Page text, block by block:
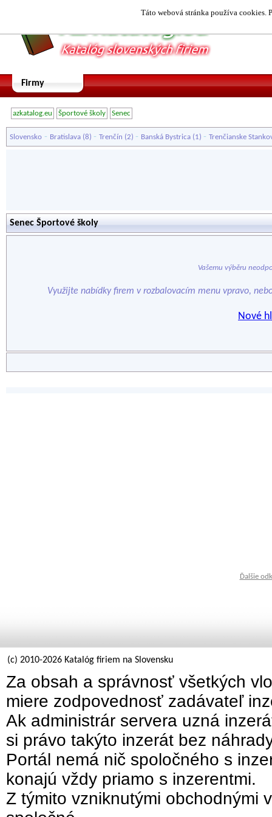
Táto webová stránka používa cookies.
Firmy
azkatalog.eu Športové školy Senec
Slovensko - Bratislava (8) - Trenčín (2) - Banská Bystrica (1) - Trenčianske
Senec Športové školy
Vašemu výběru
Využijte nabídky firem v rozbalovacím menu vpravo,
Nové
Ďalšie
(c) 2010-2026 Katalóg firiem na Slovensku
Za obsah a správnosť všetkých
miere zodpovednosť zadávateľ
Ak administrár servera uzná
si právo takýto inzerát bez
Portál nemá nič spoločného s
konajú vždy priamo s inzerentmi.
Z týmito vzniknutými obchodnými